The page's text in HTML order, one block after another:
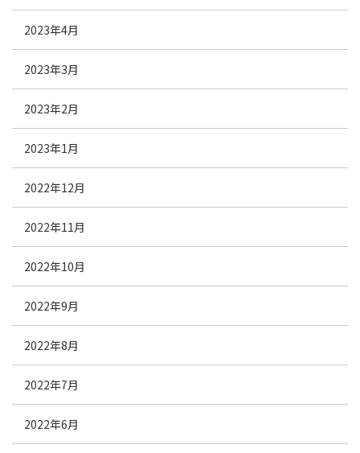
2023年4月
2023年3月
2023年2月
2023年1月
2022年12月
2022年11月
2022年10月
2022年9月
2022年8月
2022年7月
2022年6月